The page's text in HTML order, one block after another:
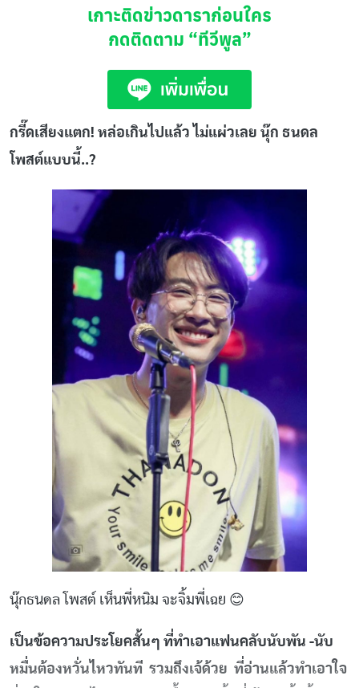
เกาะติดข่าวดาราก่อนใคร
กดติดตาม “ทีวีพูล”
กรี๊ดเสียงแตก! หล่อเกินไปแล้ว ไม่แผ่วเลย นุ๊ก ธนดล
โพสต์แบบนี้..?
นุ๊กธนดล โพสต์ เห็นพี่หนิม จะจิ้มพี่เฉย 😊
เป็นข้อความประโยคสั้นๆ ที่ทําเอาแฟนคลับนับพัน -นับ
หมื่นต้องหวั่นไหวทันที รวมถึงเจ้ด้วย ที่อ่านแล้วทําเอาใจ